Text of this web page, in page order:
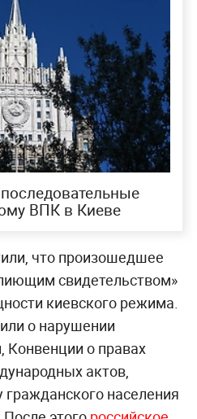
ВПК в Киеве
что произошедшее
свидетельством»
киевского режима.
о нарушении
Конвенции о правах
актов,
населения